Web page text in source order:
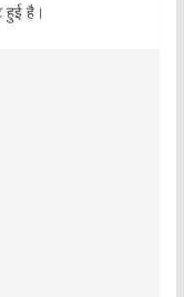
हुई है।